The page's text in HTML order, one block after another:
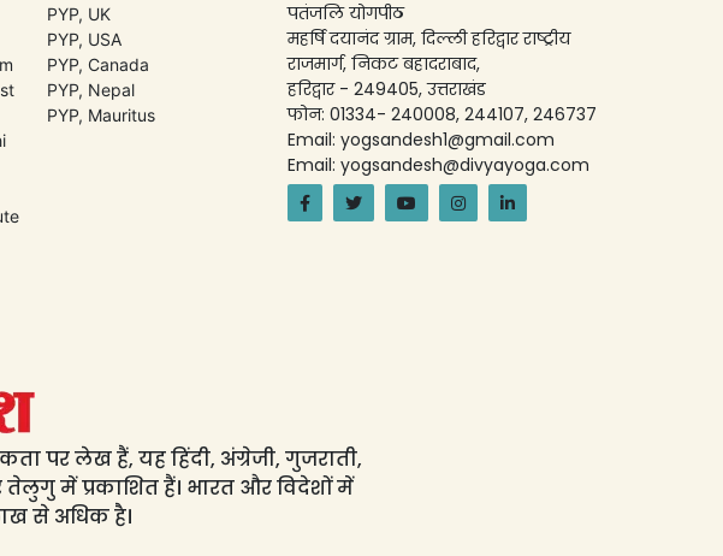
PYP, UK
PYP, USA
PYP, Canada
PYP, Nepal
PYP, Mauritus
पतंजलि योगपीठ
महर्षि दयानंद ग्राम, दिल्ली हरिद्वार राष्ट्रीय
राजमार्ग, निकट बहादराबाद,
हरिद्वार - 249405, उत्तराखंड
फोन: 01334- 240008, 244107, 246737
Email: yogsandesh1@gmail.com
Email: yogsandesh@divyayoga.com
पर लेख हैं, यह हिंदी, अंग्रेजी, गुजराती,
में प्रकाशित हैं। भारत और विदेशों में
से अधिक है।